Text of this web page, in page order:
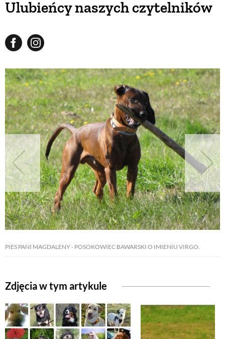
Ulubieńcy naszych czytelników
PIES PANI MAGDALENY - POSOKOWIEC BAWARSKI O IMIENIU VIRGO.
Zdjęcia w tym artykule
WARZYWA I OWOCE
ROŚLINY OGRODOWE
PORADY
ZIELEŃ W DOMU
PROJEKTOWANIE OGRODU
NATURALNIE
URODA
NATURALNA APTECZKA